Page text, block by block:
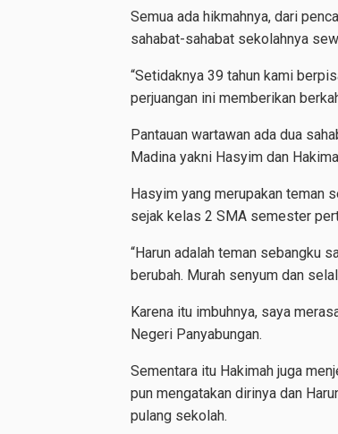
Semua ada hikmahnya, dari
sahabat-sahabat sekolahnya
“Setidaknya 39 tahun kami
perjuangan ini memberikan
Pantauan wartawan ada dua
Madina yakni Hasyim dan
Hasyim yang merupakan teman
sejak kelas 2 SMA semester
“Harun adalah teman sebangku
berubah. Murah senyum dan
Karena itu imbuhnya, saya
Negeri Panyabungan.
Sementara itu Hakimah juga
pun mengatakan dirinya dan
pulang sekolah.